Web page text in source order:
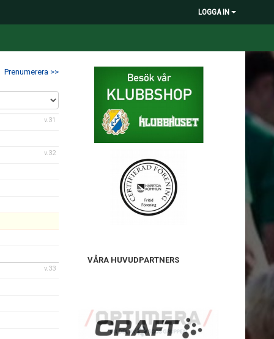
LOGGA IN
Prenumerera >>
v.31
v.32
v.33
VÅRA HUVUDPARTNERS